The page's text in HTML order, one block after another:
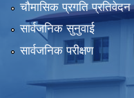
चौमासिक प्रगति प्रतिवेदन
सार्वजनिक सुनुवाई
सार्वजनिक परीक्षण